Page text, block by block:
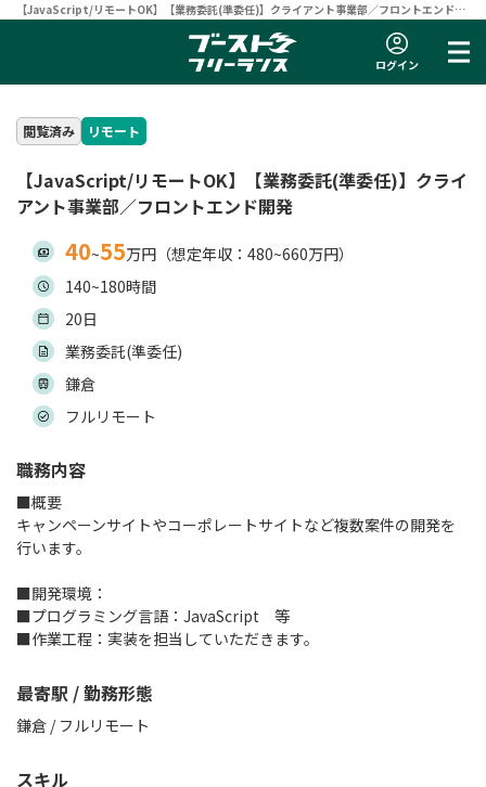
【JavaScript/リモートOK】【業務委託(準委任)】クライアント事業部／フロントエンド開
発 | フリーランスエンジニア向け案件サイト 【ブーストフリーランス】
ログイン
閲覧済み リモート
【JavaScript/リモートOK】【業務委託(準委任)】クライ
アント事業部／フロントエンド開発
40~55万円（想定年収：480~660万円）
140~180時間
20日
業務委託(準委任)
鎌倉
フルリモート
職務内容
■概要
キャンペーンサイトやコーポレートサイトなど複数案件の開発を
行います。
■開発環境：
■プログラミング言語：JavaScript 等
■作業工程：実装を担当していただきます。
最寄駅 / 勤務形態
鎌倉 / フルリモート
スキル